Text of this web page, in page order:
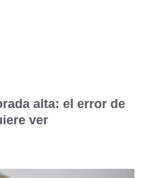
alta: el error de
ver